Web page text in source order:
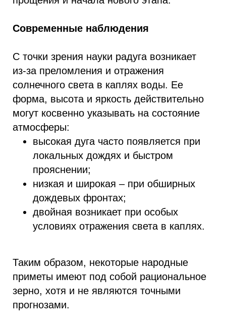
Современные наблюдения
С точки зрения науки радуга возникает
из‑за преломления и отражения
солнечного света в каплях воды. Ее
форма, высота и яркость действительно
могут косвенно указывать на состояние
атмосферы:
высокая дуга часто появляется при
локальных дождях и быстром
прояснении;
низкая и широкая – при обширных
дождевых фронтах;
двойная возникает при особых
условиях отражения света в каплях.
Таким образом, некоторые народные
приметы имеют под собой рациональное
зерно, хотя и не являются точными
прогнозами.